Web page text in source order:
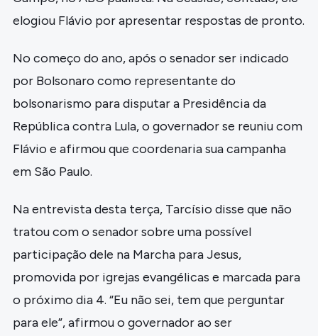
elogiou Flávio por apresentar respostas de pronto.
No começo do ano, após o senador ser indicado
por Bolsonaro como representante do
bolsonarismo para disputar a Presidência da
República contra Lula, o governador se reuniu com
Flávio e afirmou que coordenaria sua campanha
em São Paulo.
Na entrevista desta terça, Tarcísio disse que não
tratou com o senador sobre uma possível
participação dele na Marcha para Jesus,
promovida por igrejas evangélicas e marcada para
o próximo dia 4. “Eu não sei, tem que perguntar
para ele”, afirmou o governador ao ser